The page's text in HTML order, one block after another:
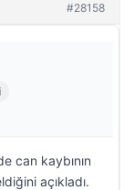
#28158
can kaybının
açıkladı.